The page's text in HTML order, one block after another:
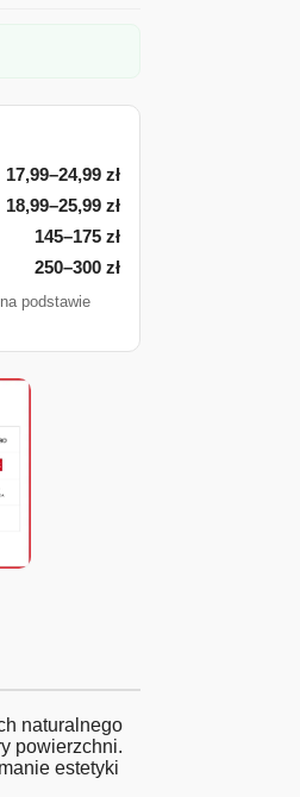
17,99–24,99 zł
18,99–25,99 zł
145–175 zł
250–300 zł
podstawie
naturalnego
powierzchni.
estetyki